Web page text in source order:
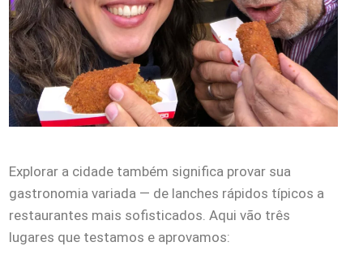
Explorar a cidade também significa provar sua
gastronomia variada — de lanches rápidos típicos a
restaurantes mais sofisticados. Aqui vão três
lugares que testamos e aprovamos: